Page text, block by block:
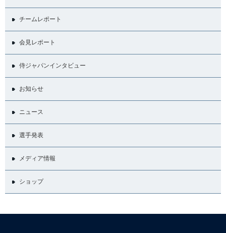
チームレポート
会見レポート
侍ジャパンインタビュー
お知らせ
ニュース
選手発表
メディア情報
ショップ